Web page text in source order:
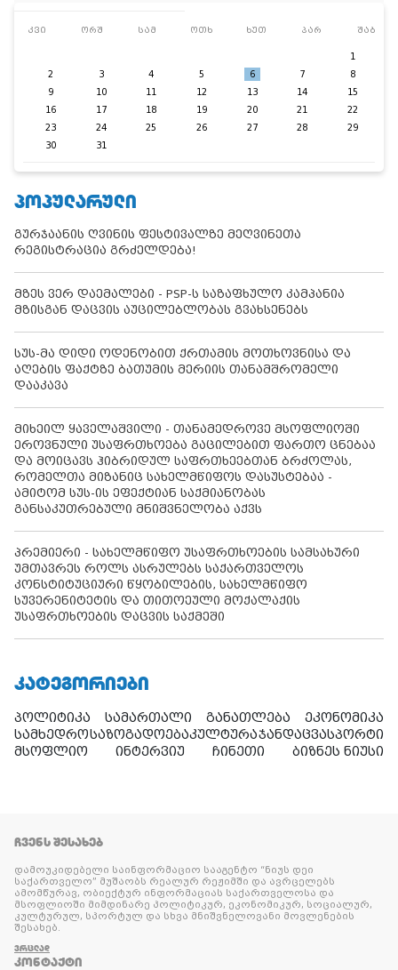
კვი ორშ სამ ოთხ ხუთ პარ შაბ
1
2
3 4 5 6 7
8
9
10 11 12 13 14
15
16
17 18 19 20 21
22
23
24 25 26 27 28
29
30
31
ᲞᲝᲞᲣᲚᲐᲠᲣᲚᲘ
გურჯაანის ღვინის ფესტივალზე მეღვინეთა
რეგისტრაცია გრძელდება!
მზეს ვერ დაემალები - PSP-ს საზაფხულო კამპანია
მზისგან დაცვის აუცილებლობას გვახსენებს
სუს-მა დიდი ოდენობით ქრთამის მოთხოვნისა და
აღების ფაქტზე ბათუმის მერიის თანამშრომელი
დააკავა
მიხეილ ყაველაშვილი - თანამედროვე მსოფლიოში
ეროვნული უსაფრთხოება გაცილებით ფართო ცნებაა
და მოიცავს ჰიბრიდულ საფრთხეებთან ბრძოლას,
რომელთა მიზანიც სახელმწიფოს დასუსტებაა -
ამიტომ სუს-ის ეფექტიან საქმიანობას
განსაკუთრებული მნიშვნელობა აქვს
პრემიერი - სახელმწიფო უსაფრთხოების სამსახური
უმთავრეს როლს ასრულებს საქართველოს
კონსტიტუციური წყობილების, სახელმწიფო
სუვერენიტეტის და თითოეული მოქალაქის
უსაფრთხოების დაცვის საქმეში
ᲙᲐᲢᲔᲒᲝᲠᲘᲔᲑᲘ
პოლიტიკა სამართალი განათლება
ეკონომიკა
სამხედროსაზოგადოებაკულტურაჯანდაცვასპორტი
მსოფლიო
ინტერვიუ ჩინეთი ბიზნეს ნიუსი
ᲩᲕᲔᲜᲡ ᲨᲔᲡᲐᲮᲔᲑ
დამოუკიდებელი საინფორმაციო სააგენტო “ნიუს დეი
საქართველო” მუშაობს რეალურ რეჟიმში და ავრცელებს
ამომწურავ, ობიექტურ ინფორმაციას საქართველოსა და
მსოფლიოში მიმდინარე პოლიტიკურ, ეკონომიკურ, სოციალურ,
კულტურულ, სპორტულ და სხვა მნიშვნელოვანი მოვლენების
შესახებ.
ᲕᲠᲪᲚᲐᲓ
ᲙᲝᲜᲢᲐᲥᲢᲘ